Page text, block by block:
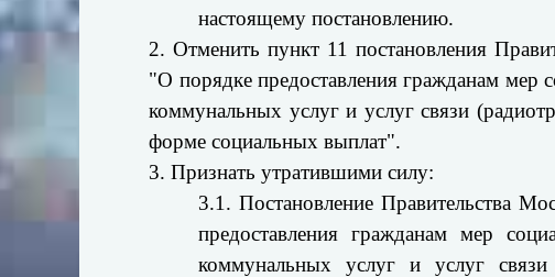
настоящему постановлению.
2. Отменить пункт 11 постановления
"О порядке предоставления гражданам мер
коммунальных услуг и услуг связи
форме социальных выплат".
3. Признать утратившими силу:
3.1. Постановление Правительства
предоставления гражданам мер
коммунальных услуг и услуг связи